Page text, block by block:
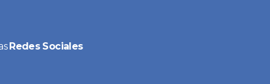
Redes Sociales